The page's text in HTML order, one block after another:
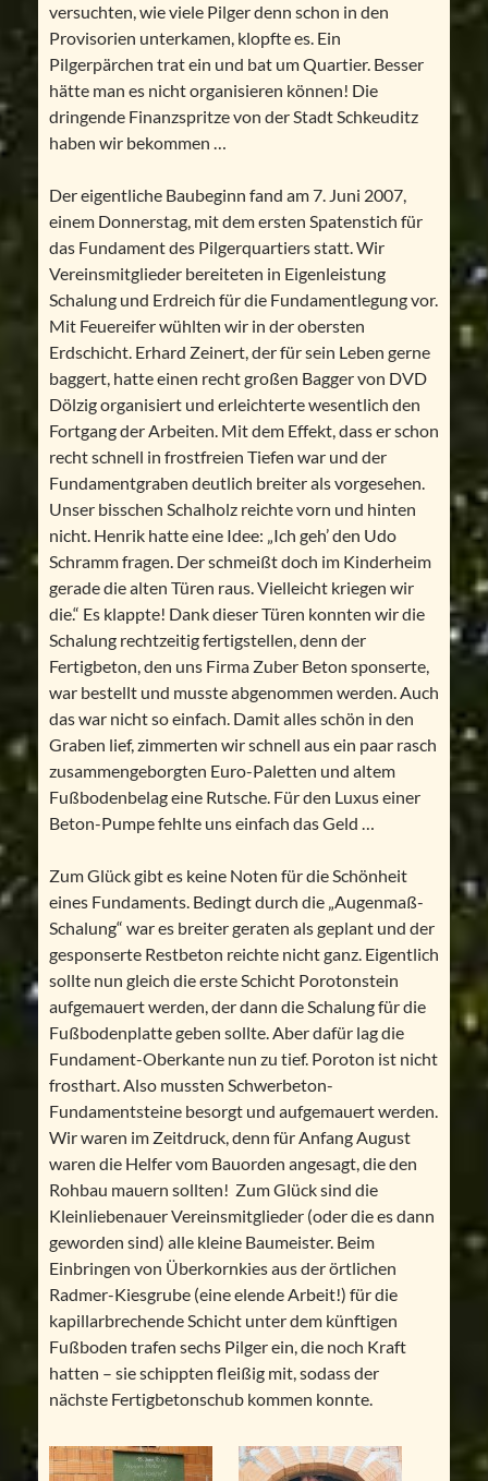
versuchten, wie viele Pilger denn schon in den
Provisorien unterkamen, klopfte es. Ein
Pilgerpärchen trat ein und bat um Quartier. Besser
hätte man es nicht organisieren können! Die
dringende Finanzspritze von der Stadt Schkeuditz
haben wir bekommen …
Der eigentliche Baubeginn fand am 7. Juni 2007,
einem Donnerstag, mit dem ersten Spatenstich für
das Fundament des Pilgerquartiers statt. Wir
Vereinsmitglieder bereiteten in Eigenleistung
Schalung und Erdreich für die Fundamentlegung vor.
Mit Feuereifer wühlten wir in der obersten
Erdschicht. Erhard Zeinert, der für sein Leben gerne
baggert, hatte einen recht großen Bagger von DVD
Dölzig organisiert und erleichterte wesentlich den
Fortgang der Arbeiten. Mit dem Effekt, dass er schon
recht schnell in frostfreien Tiefen war und der
Fundamentgraben deutlich breiter als vorgesehen.
Unser bisschen Schalholz reichte vorn und hinten
nicht. Henrik hatte eine Idee: „Ich geh’ den Udo
Schramm fragen. Der schmeißt doch im Kinderheim
gerade die alten Türen raus. Vielleicht kriegen wir
die.“ Es klappte! Dank dieser Türen konnten wir die
Schalung rechtzeitig fertigstellen, denn der
Fertigbeton, den uns Firma Zuber Beton sponserte,
war bestellt und musste abgenommen werden. Auch
das war nicht so einfach. Damit alles schön in den
Graben lief, zimmerten wir schnell aus ein paar rasch
zusammengeborgten Euro-Paletten und altem
Fußbodenbelag eine Rutsche. Für den Luxus einer
Beton-Pumpe fehlte uns einfach das Geld …
Zum Glück gibt es keine Noten für die Schönheit
eines Fundaments. Bedingt durch die „Augenmaß-
Schalung“ war es breiter geraten als geplant und der
gesponserte Restbeton reichte nicht ganz. Eigentlich
sollte nun gleich die erste Schicht Porotonstein
aufgemauert werden, der dann die Schalung für die
Fußbodenplatte geben sollte. Aber dafür lag die
Fundament-Oberkante nun zu tief. Poroton ist nicht
frosthart. Also mussten Schwerbeton-
Fundamentsteine besorgt und aufgemauert werden.
Wir waren im Zeitdruck, denn für Anfang August
waren die Helfer vom Bauorden angesagt, die den
Rohbau mauern sollten! Zum Glück sind die
Kleinliebenauer Vereinsmitglieder (oder die es dann
geworden sind) alle kleine Baumeister. Beim
Einbringen von Überkornkies aus der örtlichen
Radmer-Kiesgrube (eine elende Arbeit!) für die
kapillarbrechende Schicht unter dem künftigen
Fußboden trafen sechs Pilger ein, die noch Kraft
hatten – sie schippten fleißig mit, sodass der
nächste Fertigbetonschub kommen konnte.